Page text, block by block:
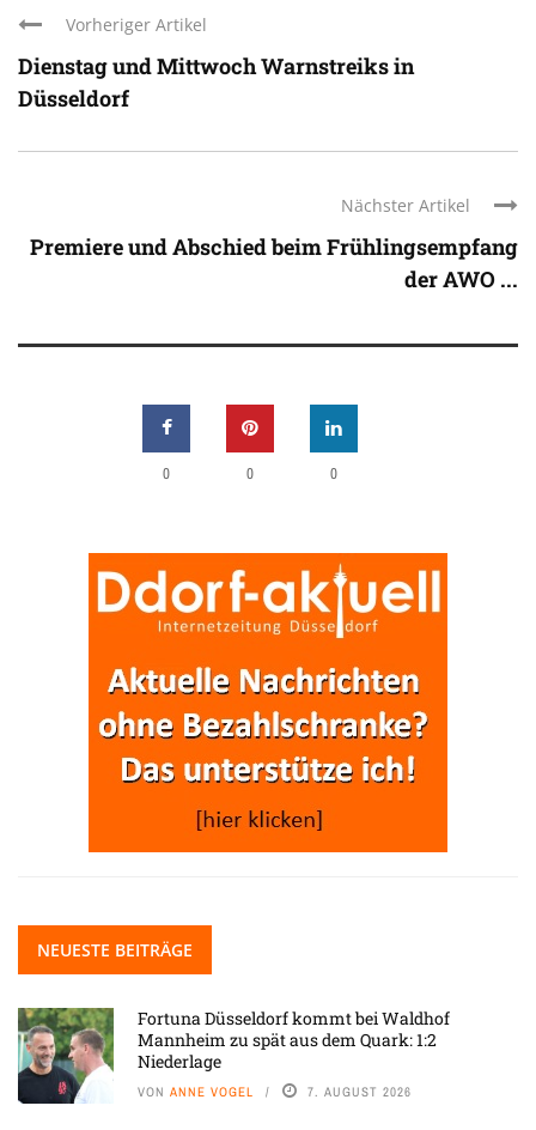
Vorheriger Artikel
Dienstag und Mittwoch Warnstreiks in
Düsseldorf
Nächster Artikel
Premiere und Abschied beim Frühlingsempfang
der AWO ...
0 0 0
NEUESTE BEITRÄGE
Fortuna Düsseldorf kommt bei Waldhof
Mannheim zu spät aus dem Quark: 1:2
Niederlage
VON ANNE VOGEL 7. AUGUST 2026